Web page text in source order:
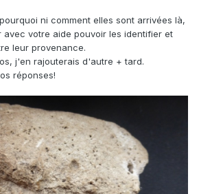
ni comment elles sont arrivées là,
avec votre aide pouvoir les identifier et
leur provenance.
j'en rajouterais d'autre + tard.
réponses!